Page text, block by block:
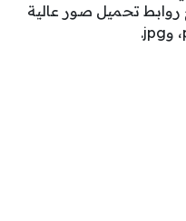
روابط تحميل صور عالية